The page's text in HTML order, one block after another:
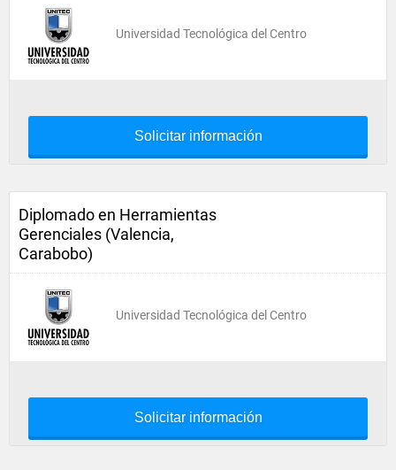
Universidad Tecnológica del Centro
Solicitar información
Diplomado en Herramientas
Gerenciales (Valencia,
Carabobo)
Universidad Tecnológica del Centro
Solicitar información